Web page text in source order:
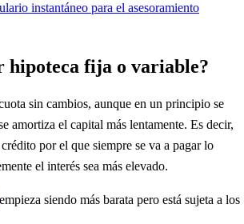
instantáneo para el asesoramiento
hipoteca fija o variable?
sin cambios, aunque en un principio se
amortiza el capital más lentamente. Es decir,
por el que siempre se va a pagar lo
el interés sea más elevado.
empieza siendo más barata pero está sujeta a los